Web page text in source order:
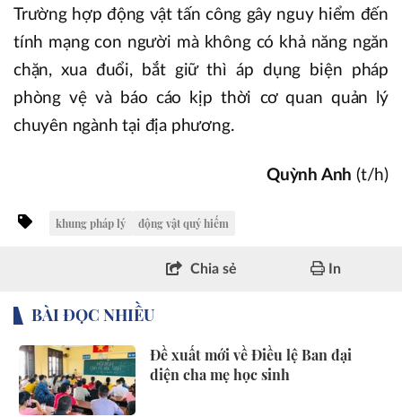
Trường hợp động vật tấn công gây nguy hiểm đến
tính mạng con người mà không có khả năng ngăn
chặn, xua đuổi, bắt giữ thì áp dụng biện pháp
phòng vệ và báo cáo kịp thời cơ quan quản lý
chuyên ngành tại địa phương.
Quỳnh Anh (t/h)
khung pháp lý động vật quý hiếm
Chia sẻ In
BÀI ĐỌC NHIỀU
Đề xuất mới về Điều lệ Ban đại
diện cha mẹ học sinh